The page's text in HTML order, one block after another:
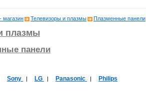
магазин Телевизоры и плазмы Плазменные панели
плазмы
панели
Sony | LG | Panasonic | Philips